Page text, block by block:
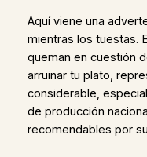
Aquí viene una
mientras los tuestas.
queman en cuestión
arruinar tu plato,
considerable,
de producción
recomendables por